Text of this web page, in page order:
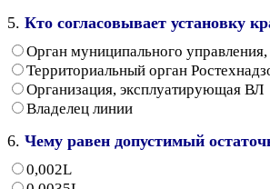
5. Кто согласовывает установку
Орган муниципального
Территориальный орган
Организация, эксплуатирующая ВЛ
Владелец линии
6. Чему равен допустимый
0,002L